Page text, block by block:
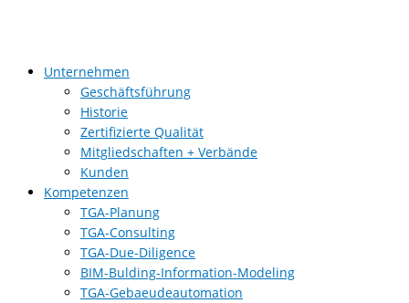
Unternehmen
Geschäftsführung
Historie
Zertifizierte Qualität
Mitgliedschaften + Verbände
Kunden
Kompetenzen
TGA-Planung
TGA-Consulting
TGA-Due-Diligence
BIM-Bulding-Information-Modeling
TGA-Gebaeudeautomation